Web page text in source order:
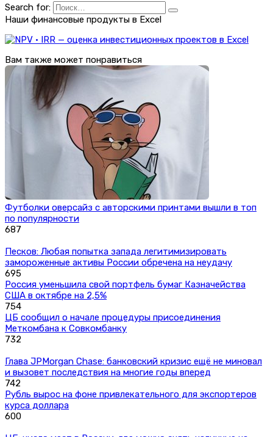
Search for:
Наши финансовые продукты в Excel
Вам также может понравиться
Футболки оверсайз с авторскими принтами вышли в топ
по популярности
687
Песков: Любая попытка запада легитимизировать
замороженные активы России обречена на неудачу
695
Россия уменьшила свой портфель бумаг Казначейства
США в октябре на 2,5%
754
ЦБ сообщил о начале процедуры присоединения
Меткомбана к Совкомбанку
732
Глава JPMorgan Chase: банковский кризис ещё не миновал
и вызовет последствия на многие годы вперед
742
Рубль вырос на фоне привлекательного для экспортеров
курса доллара
600